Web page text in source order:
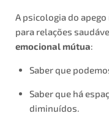
A psicologia do
para relações
emocional mútua:
Saber que
Saber que há
diminuídos.